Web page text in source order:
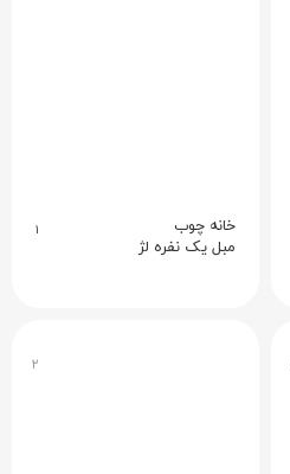
خانه چوب ۱
مبل یک نفره لژ
۲